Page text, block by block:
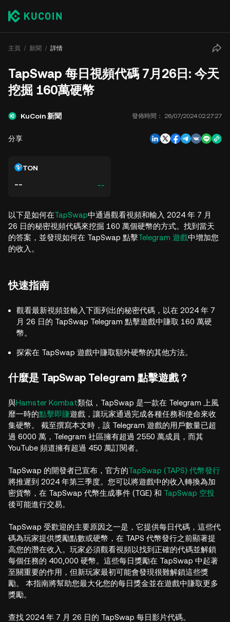
主頁 新聞 詳情
TapSwap 每日視頻代碼 7月26日: 今天
挖掘 160萬硬幣
KuCoin 新聞 發佈時間： 26/07/2024 02:27:27
分享
TON
-- --
以下是如何在TapSwap中通過觀看視頻和輸入 2024 年 7 月
26 日的秘密視頻代碼來挖掘 160 萬個硬幣的方式。找到當天
的答案，並發現如何在 TapSwap 點擊Telegram 遊戲中增加您
的收入。
快速指南
觀看最新視頻並輸入下面列出的秘密代碼，以在 2024 年 7
月 26 日的 TapSwap Telegram 點擊遊戲中賺取 160 萬硬
幣。
探索在 TapSwap 遊戲中賺取額外硬幣的其他方法。
什麼是 TapSwap Telegram 點擊遊戲？
與Hamster Kombat類似，TapSwap 是一款在 Telegram 上風
靡一時的點擊即賺遊戲，讓玩家通過完成各種任務和使命來收
集硬幣。 截至撰寫本文時，該 Telegram 遊戲的用戶數量已超
過 6000 萬，Telegram 社區擁有超過 2550 萬成員，而其
YouTube 頻道擁有超過 450 萬訂閱者。
TapSwap 的開發者已宣布，官方的TapSwap (TAPS) 代幣發行
將推遲到 2024 年第三季度。您可以將遊戲中的收入轉換為加
密貨幣，在 TapSwap 代幣生成事件 (TGE) 和 TapSwap 空投
後可能進行交易。
TapSwap 受歡迎的主要原因之一是，它提供每日代碼，這些代
碼為玩家提供獎勵點數或硬幣，在 TAPS 代幣發行之前顯著提
高您的潛在收入。玩家必須觀看視頻以找到正確的代碼並解鎖
每個任務的 400,000 硬幣。這些每日獎勵在 TapSwap 中起著
至關重要的作用，但新玩家最初可能會發現很難解鎖這些獎
勵。 本指南將幫助您最大化您的每日獎金並在遊戲中賺取更多
獎勵。
查找 2024 年 7 月 26 日的 TapSwap 每日影片代碼。